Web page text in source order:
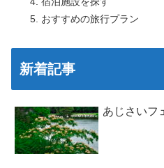
おすすめの旅行プラン
新着記事
あじさい